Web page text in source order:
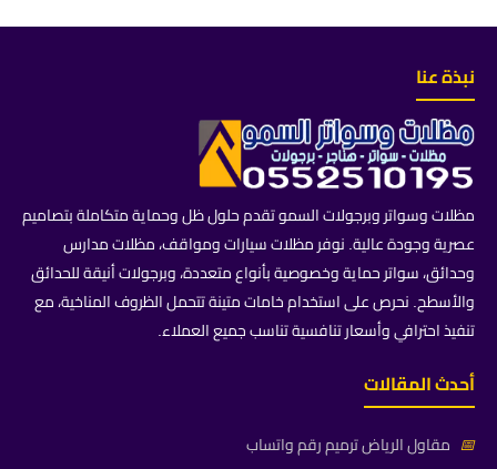
نبذة عنا
مظلات وسواتر وبرجولات السمو تقدم حلول ظل وحماية متكاملة بتصاميم
عصرية وجودة عالية. نوفر مظلات سيارات ومواقف، مظلات مدارس
وحدائق، سواتر حماية وخصوصية بأنواع متعددة، وبرجولات أنيقة للحدائق
والأسطح. نحرص على استخدام خامات متينة تتحمل الظروف المناخية، مع
تنفيذ احترافي وأسعار تنافسية تناسب جميع العملاء.
أحدث المقالات
📅 مقاول الرياض ترميم رقم واتساب